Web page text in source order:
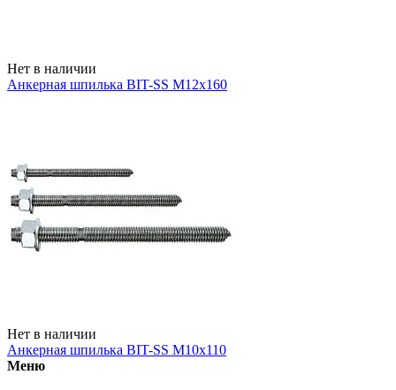
Нет в наличии
Анкерная шпилька BIT-SS М12х160
Нет в наличии
Анкерная шпилька BIT-SS М10х110
Меню